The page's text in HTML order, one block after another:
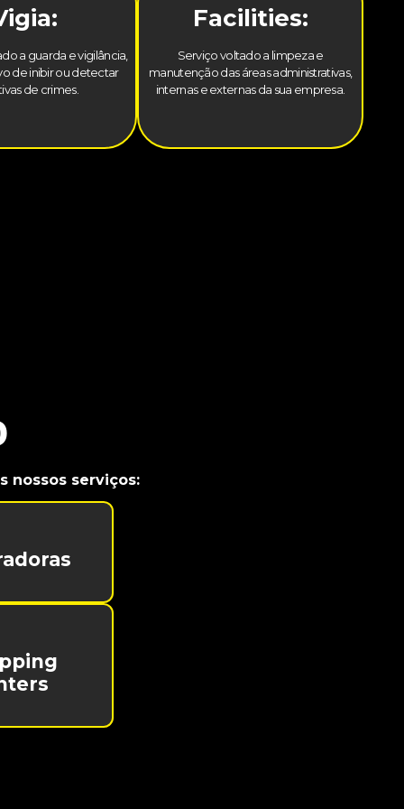
a guarda e vigilância,
de inibir ou detectar
de crimes.
Facilities:
Serviço voltado a limpeza e
manutenção das áreas administrativas,
internas e externas da sua empresa.
nossos serviços: